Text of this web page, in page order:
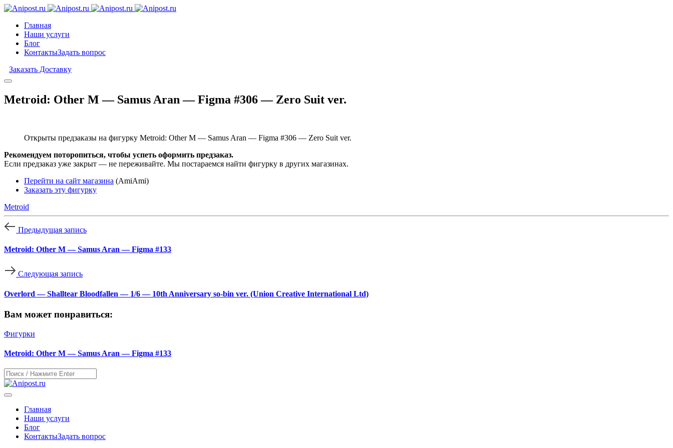
Главная
Наши услуги
Блог
КонтактыЗадать вопрос
Заказать Доставку
Metroid: Other M — Samus Aran — Figma #306 — Zero Suit ver.
Открыты предзаказы на фигурку Metroid: Other M — Samus Aran — Figma #306 — Zero Suit ver.
Рекомендуем поторопиться, чтобы успеть оформить предзаказ.
Если предзаказ уже закрыт — не переживайте. Мы постараемся найти фигурку в других магазинах.
Перейти на сайт магазина (AmiAmi)
Заказать эту фигурку
Metroid
Предыдущая запись
Metroid: Other M — Samus Aran — Figma #133
Следующая запись
Overlord — Shalltear Bloodfallen — 1/6 — 10th Anniversary so-bin ver. (Union Creative International Ltd)
Вам может понравиться:
Фигурки
Metroid: Other M — Samus Aran — Figma #133
Главная
Наши услуги
Блог
КонтактыЗадать вопрос